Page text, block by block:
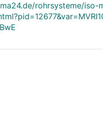
rohrsysteme/